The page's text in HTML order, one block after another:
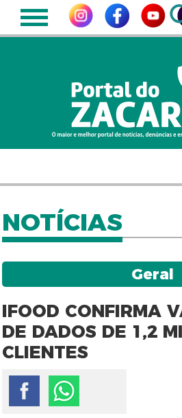
NOTÍCIAS
Geral
IFOOD CONFIRMA
DE DADOS DE 1,2
CLIENTES